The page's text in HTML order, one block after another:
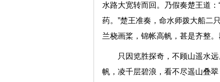
水路大宽转而回。乃假奏楚王道
药。”楚王准奏，命水师拨大船二
兰桡画桨，锦帐高帆，甚是齐整。
只因览胜探奇，不顾山遥水
帆，凌千层碧浪，看不尽遥山叠